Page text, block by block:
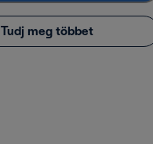
Tudj meg többet